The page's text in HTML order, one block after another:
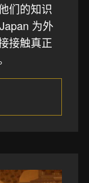
们的知识
为外
接触真正